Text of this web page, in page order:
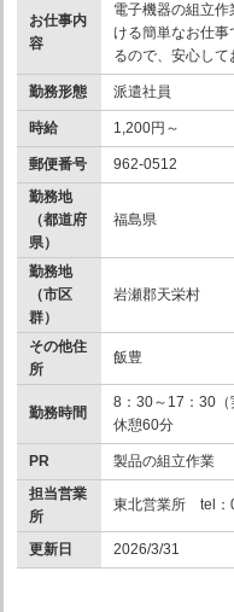
お仕事内
容
電子機器の組立
ける簡単なお仕
るので、安心して
勤務形態 派遣社員
時給 1,200円～
郵便番号
962-0512
勤務地
（都道府
県）
福島県
勤務地
（市区
群）
岩瀬郡天栄村
その他住
所
飯豊
勤務時間
8：30～17：30（
休憩60分
PR
製品の組立作業
担当営業
所
東北営業所 tel：
更新日 2026/3/31